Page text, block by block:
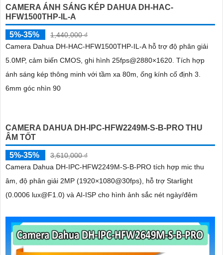
CAMERA ÁNH SÁNG KÉP DAHUA DH-HAC-
HFW1500THP-IL-A
5%-35%
1,440,000 ₫
Camera Dahua DH-HAC-HFW1500THP-IL-A hỗ trợ độ phân giải
5.0MP, cảm biến CMOS, ghi hình 25fps@2880×1620. Tích hợp
ánh sáng kép thông minh với tầm xa 80m, ống kính cố định 3.
6mm góc nhìn 90
CAMERA DAHUA DH-IPC-HFW2249M-S-B-PRO THU
ÂM TỐT
5%-35%
3,610,000 ₫
Camera Dahua DH-IPC-HFW2249M-S-B-PRO tích hợp mic thu
âm, độ phân giải 2MP (1920×1080@30fps), hỗ trợ Starlight
(0.0006 lux@F1.0) và AI-ISP cho hình ảnh sắc nét ngày/đêm